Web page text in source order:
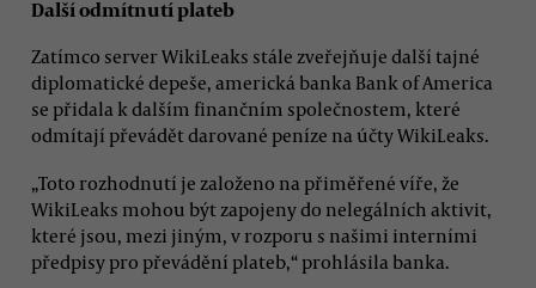
Další odmítnutí plateb
Zatímco server WikiLeaks stále zveřejňuje další tajné
diplomatické depeše, americká banka Bank of America
se přidala k dalším finančním společnostem, které
odmítají převádět darované peníze na účty WikiLeaks.
„Toto rozhodnutí je založeno na přiměřené víře, že
WikiLeaks mohou být zapojeny do nelegálních aktivit,
které jsou, mezi jiným, v rozporu s našimi interními
předpisy pro převádění plateb,“ prohlásila banka.